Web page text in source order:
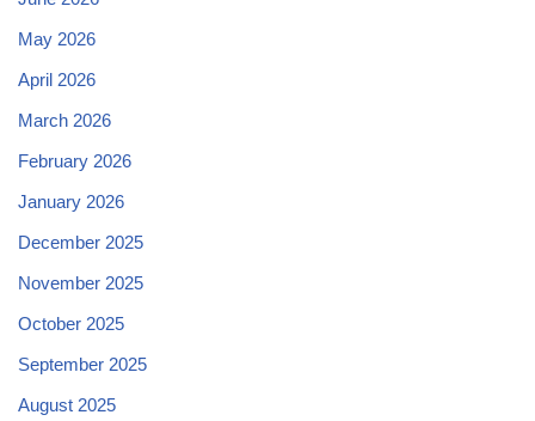
May 2026
April 2026
March 2026
February 2026
January 2026
December 2025
November 2025
October 2025
September 2025
August 2025